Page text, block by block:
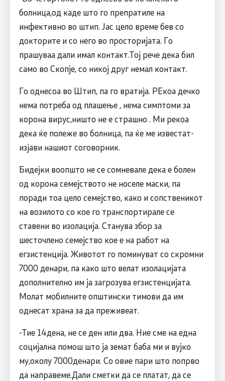
болница,од каде што го препратиле на
инфективно во штип. Јас цело време бев со
докторите и со него во просторијата. Го
прашуваа дали имал контакт.Тој рече дека бил
само во Скопје, со никој друг немал контакт.
Го однесоа во Штип, па го вратија. РЕкоа дечко
нема потреба од плашење , нема симптоми за
корона вирус,ништо не е страшно . Ми рекоа
дека ќе полеже во болница, па ќе ме известат-
изјави нашиот соговорник.
Бидејки воопшто не се сомневале дека е болен
од корона семејството не носеле маски, па
поради тоа цело семејство, како и сопственикот
на возилото со кое го транспортирале се
ставени во изолација. Станува збор за
шесточлено семејство кое е на работ на
егзистенција. Животот го поминуват со скромни
7000 денари, па како што велат изолацијата
дополнително им ја загрозува егзистенцијата.
Молат мобилните општински тимови да им
однесат храна за да преживеат.
-Тие 14дена, не се ден или два. Ние сме на една
социјална помош што ја земат баба ми и вујко
му,околу 7000денари. Со овие пари што попрво
да направеме.Дали сметки да се платат, да се